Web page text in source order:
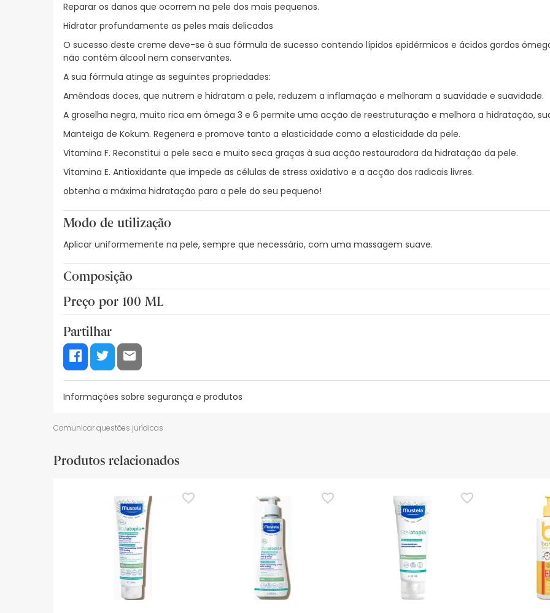
Reparar os danos que ocorrem na pele dos mais pequenos.
Hidratar profundamente as peles mais delicadas
O sucesso deste creme deve-se à sua fórmula de sucesso contendo lípidos epidérmicos e ácidos gordos
não contém álcool nem conservantes.
A sua fórmula atinge as seguintes propriedades:
Amêndoas doces, que nutrem e hidratam a pele, reduzem a inflamação e melhoram a suavidade e suavidade.
A groselha negra, muito rica em ómega 3 e 6 permite uma acção de reestruturação e melhora a hidratação,
Manteiga de Kokum. Regenera e promove tanto a elasticidade como a elasticidade da pele.
Vitamina F. Reconstitui a pele seca e muito seca graças à sua acção restauradora da hidratação da pele.
Vitamina E. Antioxidante que impede as células de stress oxidativo e a acção dos radicais livres.
obtenha a máxima hidratação para a pele do seu pequeno!
Modo de utilização
Aplicar uniformemente na pele, sempre que necessário, com uma massagem suave.
Composição
AMÊNDOAS DOCES 4%, GROSELHA PRETA 2%, MANTEIGA DE KOKUM 2%, VITAMINA F 1% E VITAMINA E 0,25%.
Preço por 100 ML
Partilhar
Informações sobre segurança e produtos
Recursos de segurança visual
De momento, não dispomos de imagens de segurança para este produto, mas estamos a trabalhar nisso.
sobre segurança, não hesites em contactar-nos. Além disso, se desejares, também podes devolver o produto
Comunicar questões jurídicas
Produtos relacionados